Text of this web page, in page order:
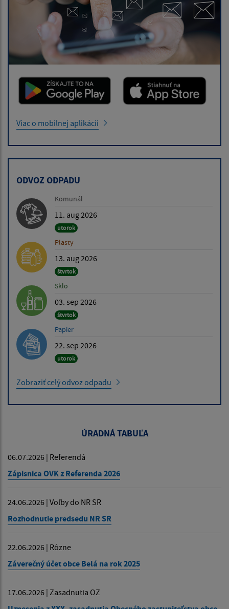
Viac o mobilnej aplikácii
ODVOZ ODPADU
Komunál
11. aug 2026
utorok
Plasty
13. aug 2026
štvrtok
Sklo
03. sep 2026
štvrtok
Papier
22. sep 2026
utorok
Zobraziť celý odvoz odpadu
ÚRADNÁ TABUĽA
06.07.2026 | Referendá
Zápisnica OVK z Referenda 2026
24.06.2026 | Voľby do NR SR
Rozhodnutie predsedu NR SR
22.06.2026 | Rôzne
Záverečný účet obce Belá na rok 2025
17.06.2026 | Zasadnutia OZ